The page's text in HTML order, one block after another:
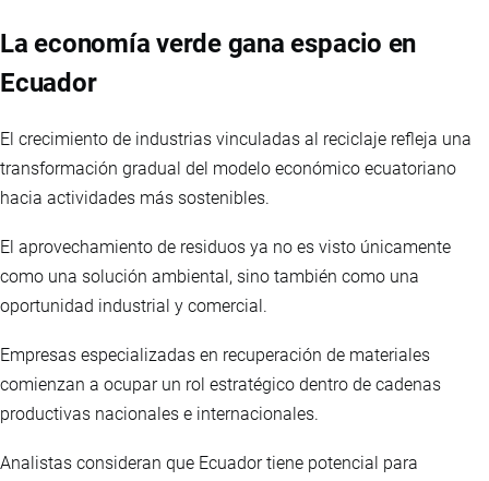
La economía verde gana espacio en
Ecuador
El crecimiento de industrias vinculadas al reciclaje refleja una
transformación gradual del modelo económico ecuatoriano
hacia actividades más sostenibles.
El aprovechamiento de residuos ya no es visto únicamente
como una solución ambiental, sino también como una
oportunidad industrial y comercial.
Empresas especializadas en recuperación de materiales
comienzan a ocupar un rol estratégico dentro de cadenas
productivas nacionales e internacionales.
Analistas consideran que Ecuador tiene potencial para